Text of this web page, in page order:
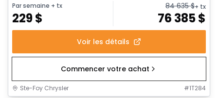
Par semaine + tx
229$
84 635$+ tx
76 385$
Voir les détails
Commencer votre achat
Ste-Foy Chrysler #1T284